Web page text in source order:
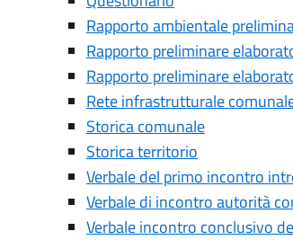
Rapporto ambientale
Rapporto preliminare
Rapporto preliminare
Rete infrastrutturale
Storica comunale
Storica territorio
Verbale del primo incontro
Verbale di incontro autorità
Verbale incontro conclusivo